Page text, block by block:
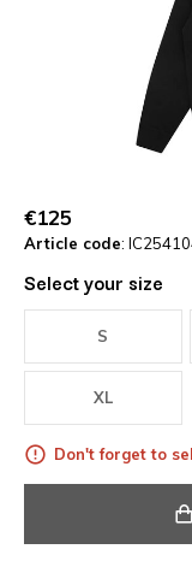
€125
Article code:
Select your size
S
XL
Don't forget to